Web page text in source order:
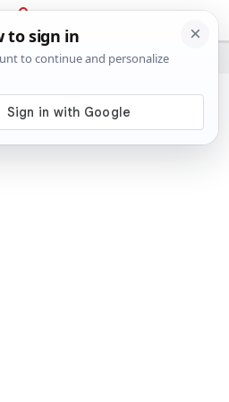
PRIJAVA